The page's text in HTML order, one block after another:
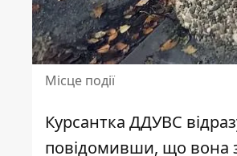
Місце події
Курсантка ДДУВС
повідомивши, що вона з